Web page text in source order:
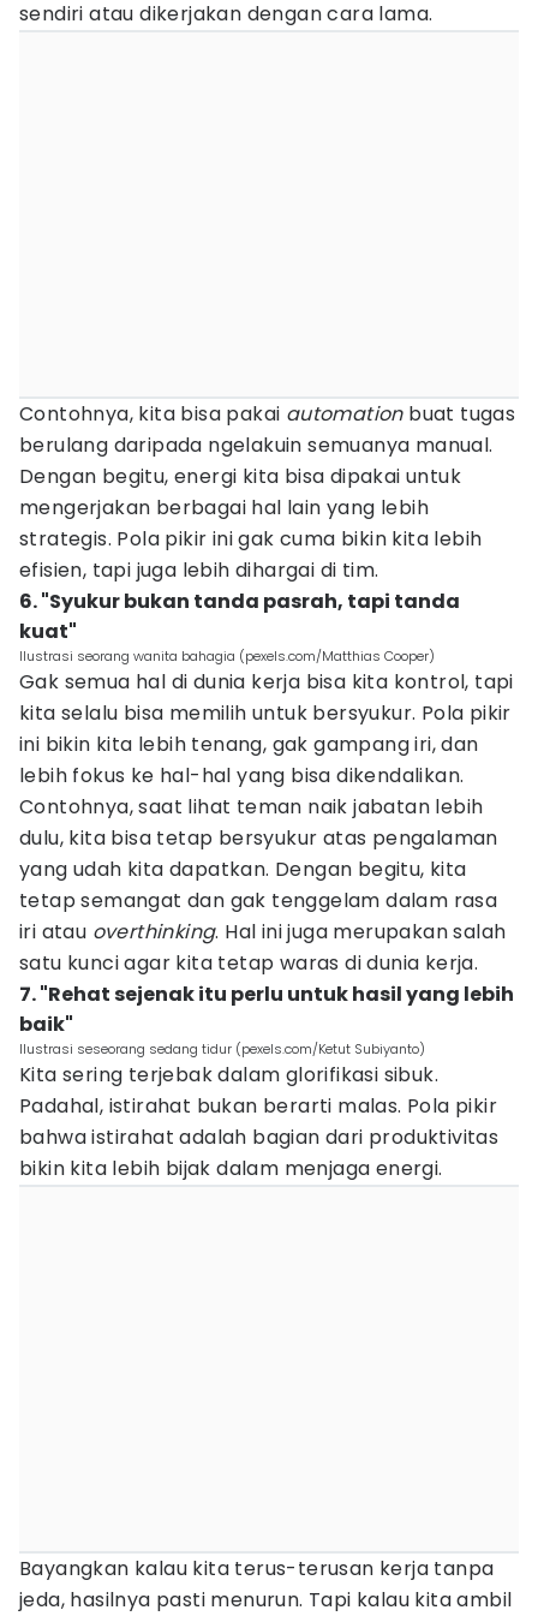
sendiri atau dikerjakan dengan cara lama.
Contohnya, kita bisa pakai automationbuat tugas
berulang daripada ngelakuin semuanya manual.
Dengan begitu, energi kita bisa dipakai untuk
mengerjakan berbagai hal lain yang lebih
strategis. Pola pikir ini gak cuma bikin kita lebih
efisien, tapi juga lebih dihargai di tim.
6. "Syukur bukan tanda pasrah, tapi tanda
kuat"
Ilustrasi seorang wanita bahagia (pexels.com/Matthias Cooper)
Gak semua hal di dunia kerja bisa kita kontrol, tapi
kita selalu bisa memilih untuk bersyukur. Pola pikir
ini bikin kita lebih tenang, gak gampang iri, dan
lebih fokus ke hal-hal yang bisa dikendalikan.
Contohnya, saat lihat teman naik jabatan lebih
dulu, kita bisa tetap bersyukur atas pengalaman
yang udah kita dapatkan. Dengan begitu, kita
tetap semangat dan gak tenggelam dalam rasa
iri atau overthinking. Hal ini juga merupakan salah
satu kunci agar kita tetap waras di dunia kerja.
7. "Rehat sejenak itu perlu untuk hasil yang lebih
baik"
Ilustrasi seseorang sedang tidur (pexels.com/Ketut Subiyanto)
Kita sering terjebak dalam glorifikasi sibuk.
Padahal, istirahat bukan berarti malas. Pola pikir
bahwa istirahat adalah bagian dari produktivitas
bikin kita lebih bijak dalam menjaga energi.
Bayangkan kalau kita terus-terusan kerja tanpa
jeda, hasilnya pasti menurun. Tapi kalau kita ambil